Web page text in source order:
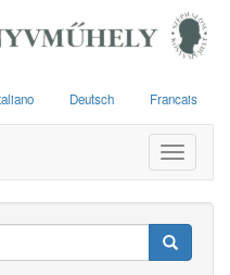
Deutsch Francais
Toggle